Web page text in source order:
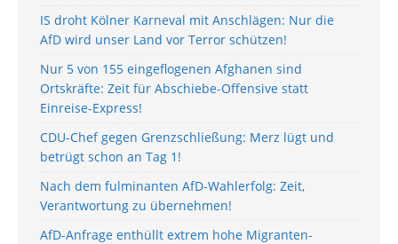
IS droht Kölner Karneval mit Anschlägen: Nur die
AfD wird unser Land vor Terror schützen!
Nur 5 von 155 eingeflogenen Afghanen sind
Ortskräfte: Zeit für Abschiebe-Offensive statt
Einreise-Express!
CDU-Chef gegen Grenzschließung: Merz lügt und
betrügt schon an Tag 1!
Nach dem fulminanten AfD-Wahlerfolg: Zeit,
Verantwortung zu übernehmen!
AfD-Anfrage enthüllt extrem hohe Migranten-